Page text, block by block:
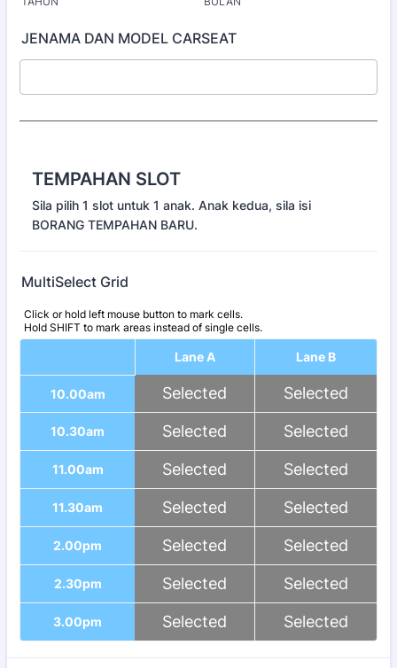
JENAMA DAN MODEL CARSEAT
TEMPAHAN SLOT
Sila pilih 1 slot untuk 1 anak. Anak kedua, sila isi
BORANG TEMPAHAN BARU.
MultiSelect Grid